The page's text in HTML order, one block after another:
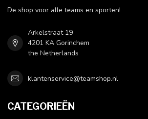
De shop voor alle teams en sporten!
Arkelstraat 19
4201 KA Gorinchem
the Netherlands
klantenservice@teamshop.nl
CATEGORIEËN